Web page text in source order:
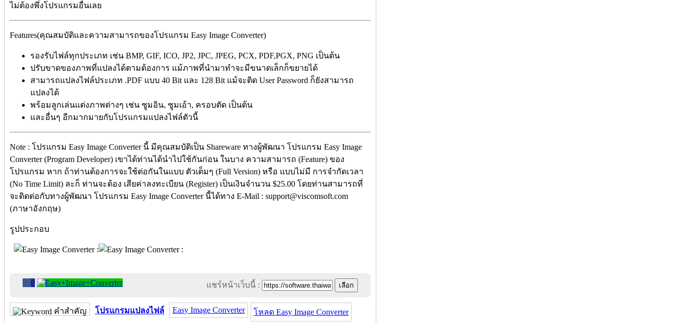
ไม่ต้องพึ่งโปรแกรมอื่นเลย
Features(คุณสมบัติและความสามารถของโปรแกรม Easy Image Converter)
รองรับไฟล์ทุกประเภท เช่น BMP, GIF, ICO, JP2, JPC, JPEG, PCX, PDF,PGX, PNG เป็นต้น
ปรับขาดของภาพที่แปลงได้ตามต้องการ แม้ภาพที่นำมาทำจะมีขนาดเล็กก็ขยายได้
สามารถแปลงไฟล์ประเภท .PDF แบบ 40 Bit และ 128 Bit แม้จะติด User Password ก็ยังสามารถ
แปลงได้
พร้อมลูกเล่นแต่งภาพต่างๆ เช่น ซูมอิน, ซูมเอ้า, ครอบตัด เป็นต้น
และอื่นๆ อีกมากมายกับโปรแกรมแปลงไฟล์ตัวนี้
Note : โปรแกรม Easy Image Converter นี้ มีคุณสมบัติเป็น Shareware ทางผู้พัฒนา โปรแกรม Easy Image
Converter (Program Developer) เขาได้ท่านได้นำไปใช้กันก่อน ในบาง ความสามารถ (Feature) ของ
โปรแกรม หาก ถ้าท่านต้องการจะใช้ต่อกันในแบบ ตัวเต็มๆ (Full Version) หรือ แบบไม่มี การจำกัดเวลา
(No Time Limit) ละก็ ท่านจะต้อง เสียค่าลงทะเบียน (Register) เป็นเงินจำนวน $25.00 โดยท่านสามารถที่
จะติดต่อกับทางผู้พัฒนา โปรแกรม Easy Image Converter นี้ได้ทาง E-Mail : support@viscomsoft.com
(ภาษาอังกฤษ)
รูปประกอบ
0 แชร์หน้าเว็บนี้ :
คำสำคัญ โปรแกรมแปลงไฟล์ Easy Image Converter โหลด Easy Image Converter